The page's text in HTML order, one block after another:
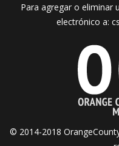
Para agregar o eliminar
electrónico a:
© 2014-2018